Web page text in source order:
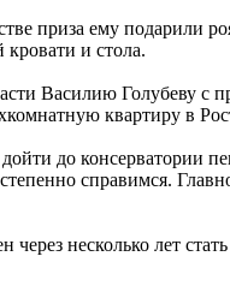
приза ему подарили
кровати и стола.
Василию Голубеву
квартиру в
до консерватории
справимся.
через несколько лет